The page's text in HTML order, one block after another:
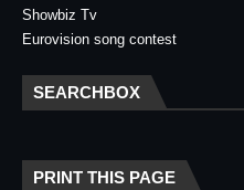
Showbiz Tv
Eurovision song contest
SEARCHBOX
PRINT THIS PAGE